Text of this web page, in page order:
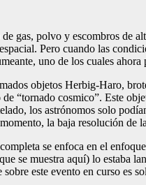
gas, polvo y escombros de
Pero cuando las
uno de los cuales
objetos Herbig-Haro,
“tornado cosmico”. Este
los astrónomos solo
la baja resolución de
se enfoca en el
se muestra aquí) lo estaba
este evento en curso es